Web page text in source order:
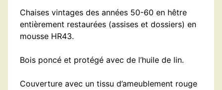
Chaises vintages des années 50-60 en hêtre
entièrement restaurées (assises et dossiers) en
mousse HR43.
Bois poncé et protégé avec de l’huile de lin.
Couverture avec un tissu d’ameublement rouge